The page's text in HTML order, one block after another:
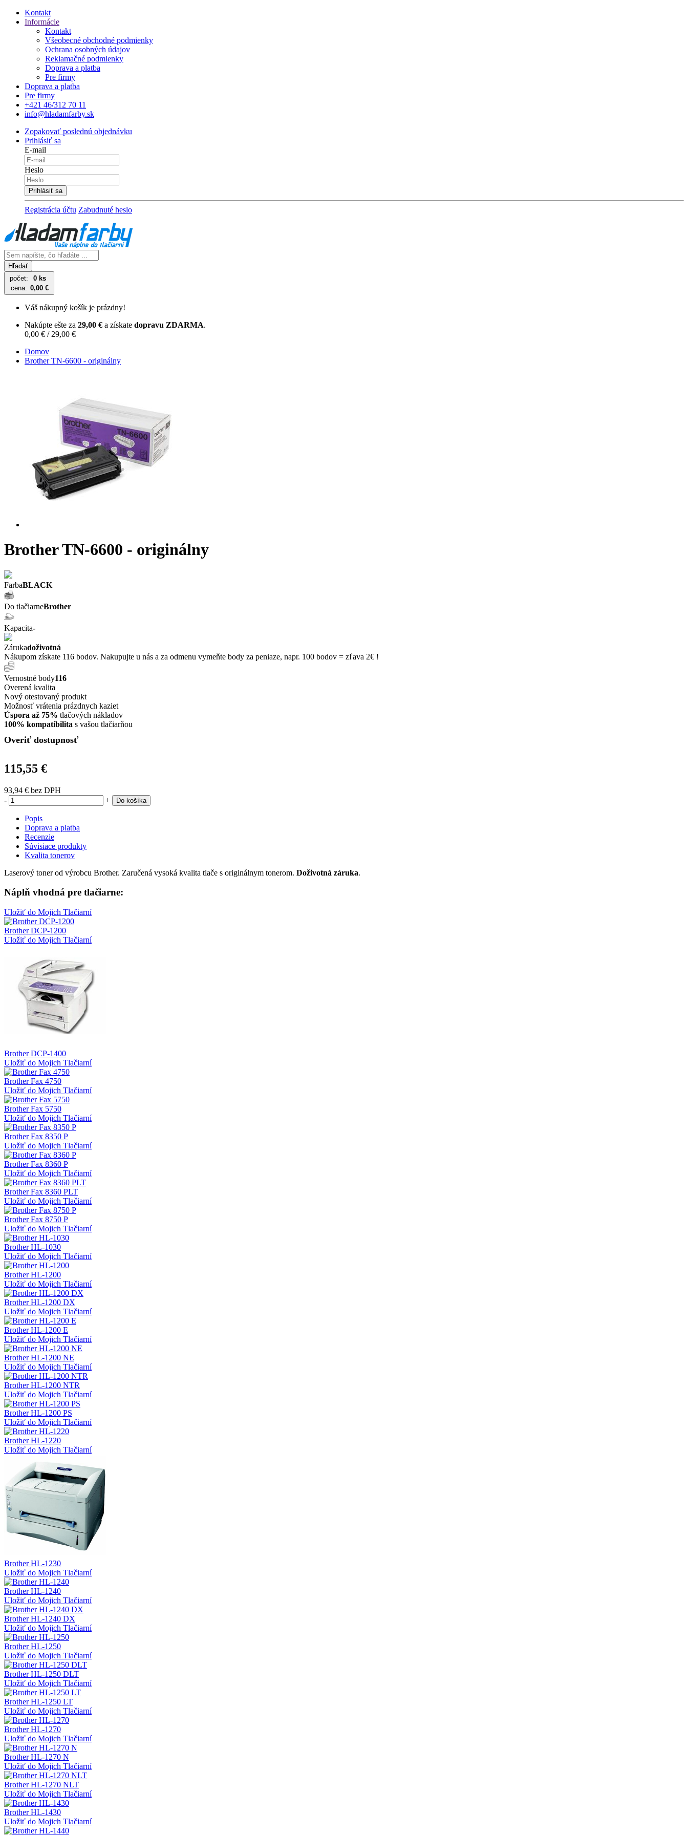
Kontakt
Informácie
Kontakt
Všeobecné obchodné podmienky
Ochrana osobných údajov
Reklamačné podmienky
Doprava a platba
Pre firmy
Doprava a platba
Pre firmy
+421 46/312 70 11
info@hladamfarby.sk
Zopakovať poslednú objednávku
Prihlásiť sa
E-mail
Heslo
Registrácia účtu Zabudnuté heslo
Hľadať
počet:
0 ks
cena: 0,00 €
Váš nákupný košík je prázdny!
Nakúpte ešte za 29,00 € a získate dopravu ZDARMA.
0,00 € / 29,00 €
Domov
Brother TN-6600 - originálny
Brother TN-6600 - originálny
FarbaBLACK
Do tlačiarneBrother
Kapacita-
Zárukadoživotná
Nákupom získate 116 bodov. Nakupujte u nás a za odmenu vymeňte body za peniaze, napr. 100 bodov = zľava 2€ !
Vernostné body116
Overená kvalita
Nový otestovaný produkt
Možnosť vrátenia prázdnych kaziet
Úspora až 75% tlačových nákladov
100% kompatibilita s vašou tlačiarňou
Overiť dostupnosť
115,55 €
93,94 € bez DPH
-
+ Do košíka
Popis
Doprava a platba
Recenzie
Súvisiace produkty
Kvalita tonerov
Laserový toner od výrobcu Brother. Zaručená vysoká kvalita tlače s originálnym tonerom. Doživotná záruka.
Náplň vhodná pre tlačiarne:
Uložiť do Mojich Tlačiarní
Brother DCP-1200
Uložiť do Mojich Tlačiarní
Brother DCP-1400
Uložiť do Mojich Tlačiarní
Brother Fax 4750
Uložiť do Mojich Tlačiarní
Brother Fax 5750
Uložiť do Mojich Tlačiarní
Brother Fax 8350 P
Uložiť do Mojich Tlačiarní
Brother Fax 8360 P
Uložiť do Mojich Tlačiarní
Brother Fax 8360 PLT
Uložiť do Mojich Tlačiarní
Brother Fax 8750 P
Uložiť do Mojich Tlačiarní
Brother HL-1030
Uložiť do Mojich Tlačiarní
Brother HL-1200
Uložiť do Mojich Tlačiarní
Brother HL-1200 DX
Uložiť do Mojich Tlačiarní
Brother HL-1200 E
Uložiť do Mojich Tlačiarní
Brother HL-1200 NE
Uložiť do Mojich Tlačiarní
Brother HL-1200 NTR
Uložiť do Mojich Tlačiarní
Brother HL-1200 PS
Uložiť do Mojich Tlačiarní
Brother HL-1220
Uložiť do Mojich Tlačiarní
Brother HL-1230
Uložiť do Mojich Tlačiarní
Brother HL-1240
Uložiť do Mojich Tlačiarní
Brother HL-1240 DX
Uložiť do Mojich Tlačiarní
Brother HL-1250
Uložiť do Mojich Tlačiarní
Brother HL-1250 DLT
Uložiť do Mojich Tlačiarní
Brother HL-1250 LT
Uložiť do Mojich Tlačiarní
Brother HL-1270
Uložiť do Mojich Tlačiarní
Brother HL-1270 N
Uložiť do Mojich Tlačiarní
Brother HL-1270 NLT
Uložiť do Mojich Tlačiarní
Brother HL-1430
Uložiť do Mojich Tlačiarní